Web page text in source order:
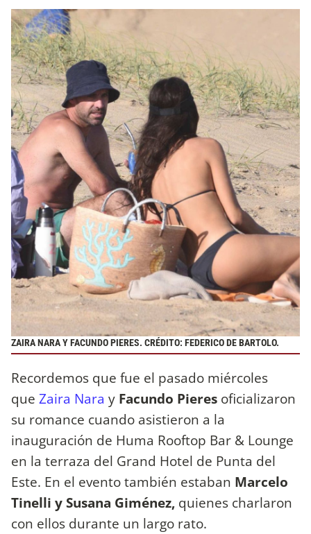
ZAIRA NARA Y FACUNDO PIERES. CRÉDITO: FEDERICO DE BARTOLO.
Recordemos que fue el pasado miércoles
que Zaira Nara y Facundo Pieres oficializaron
su romance cuando asistieron a la
inauguración de Huma Rooftop Bar & Lounge
en la terraza del Grand Hotel de Punta del
Este. En el evento también estaban Marcelo
Tinelli y Susana Giménez, quienes charlaron
con ellos durante un largo rato.